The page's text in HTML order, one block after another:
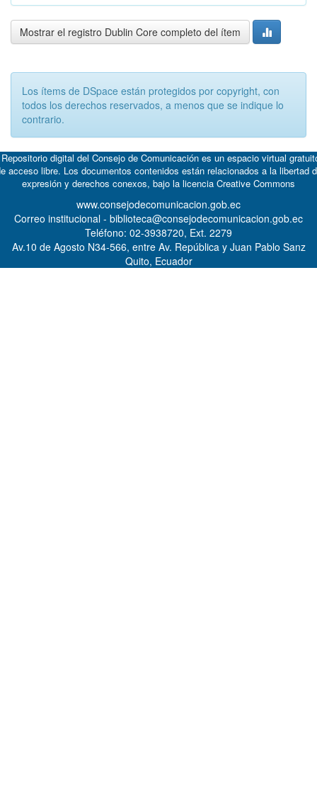
Mostrar el registro Dublin Core completo del ítem
Los ítems de DSpace están protegidos por copyright, con
todos los derechos reservados, a menos que se indique lo
contrario.
digital del Consejo de Comunicación es un espacio virtual
acceso libre. Los documentos contenidos están relacionados a la libertad
expresión y derechos conexos, bajo la licencia Creative Commons
www.consejodecomunicacion.gob.ec
Correo institucional - biblioteca@consejodecomunicacion.gob.ec
Teléfono: 02-3938720, Ext. 2279
Av.10 de Agosto N34-566, entre Av. República y Juan Pablo Sanz
Quito, Ecuador